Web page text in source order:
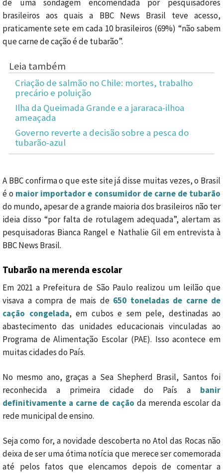
de uma sondagem encomendada por pesquisadores
brasileiros aos quais a BBC News Brasil teve acesso,
praticamente sete em cada 10 brasileiros (69%) “não sabem
que carne de cação é de tubarão”.
Leia também
Criação de salmão no Chile: mortes, trabalho
precário e poluição
Ilha da Queimada Grande e a jararaca-ilhoa
ameaçada
Governo reverte a decisão sobre a pesca do
tubarão-azul
A BBC confirma o que este site já disse muitas vezes, o Brasil
é o maior importador e consumidor de carne de tubarão
do mundo, apesar de a grande maioria dos brasileiros não ter
ideia disso “por falta de rotulagem adequada”, alertam as
pesquisadoras Bianca Rangel e Nathalie Gil em entrevista à
BBC News Brasil.
Tubarão na merenda escolar
Em 2021 a Prefeitura de São Paulo realizou um leilão que
visava a compra de mais de 650 toneladas de carne de
cação congelada, em cubos e sem pele, destinadas ao
abastecimento das unidades educacionais vinculadas ao
Programa de Alimentação Escolar (PAE). Isso acontece em
muitas cidades do País.
No mesmo ano, graças a Sea Shepherd Brasil, Santos foi
reconhecida a primeira cidade do País a banir
definitivamente a carne de cação da merenda escolar da
rede municipal de ensino.
Seja como for, a novidade descoberta no Atol das Rocas não
deixa de ser uma ótima notícia que merece ser comemorada
até pelos fatos que elencamos depois de comentar a